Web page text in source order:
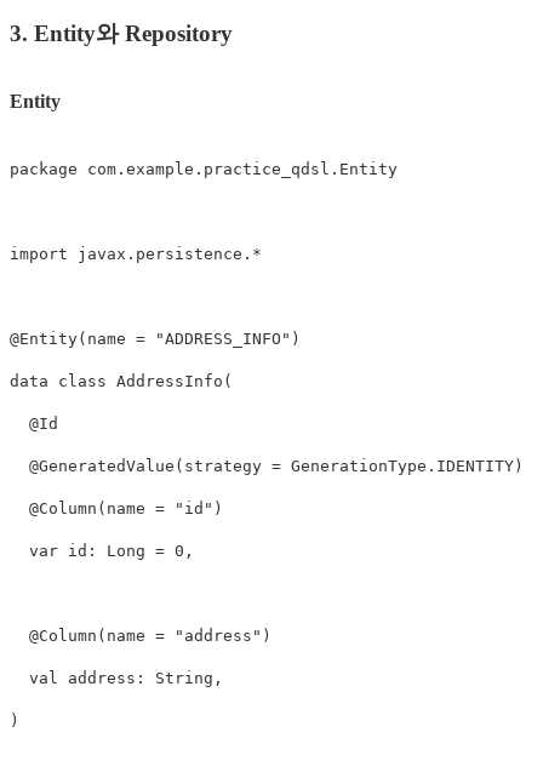
3. Entity와 Repository
Entity
package com . example . practice_qdsl . Entity
import javax . persistence . *
@Entity( name = "ADDRESS_INFO" )
data class AddressInfo (
@Id
@GeneratedValue ( strategy = GenerationType . IDENTITY )
@Column ( name = "id" )
var id : Long = 0 ,
@Column ( name = "address" )
val address : String ,
)